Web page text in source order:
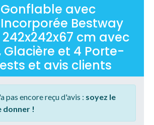
avec
Bestway
cm avec
Glacière et 4 Porte-
et avis clients
pas encore reçu d'avis : soyez le
donner !